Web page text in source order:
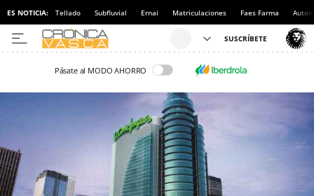
ES NOTICIA: Tellado Subfluvial Ernai Matriculaciones Faes Farma
Pásate al MODO AHORRO